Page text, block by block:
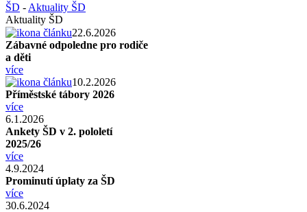
ŠD - Aktuality ŠD
Aktuality ŠD
22.6.2026
Zábavné odpoledne pro rodiče
a děti
více
10.2.2026
Příměstské tábory 2026
více
6.1.2026
Ankety ŠD v 2. pololetí
2025/26
více
4.9.2024
Prominutí úplaty za ŠD
více
30.6.2024